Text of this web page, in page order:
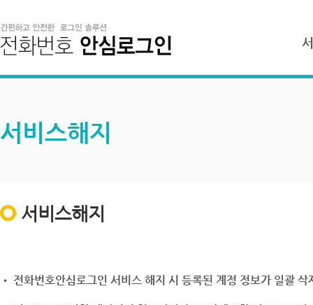
서비스해지
서비스해지
• 전화번호안심로그인 서비스 해지 시 등록된 계정 정보가 일괄